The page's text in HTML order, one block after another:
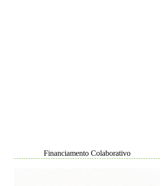
Financiamento Colaborativo